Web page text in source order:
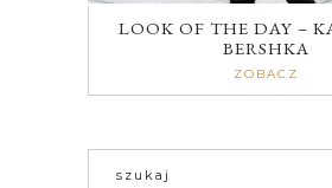
LOOK OF THE DAY –
BERSHKA
ZOBACZ